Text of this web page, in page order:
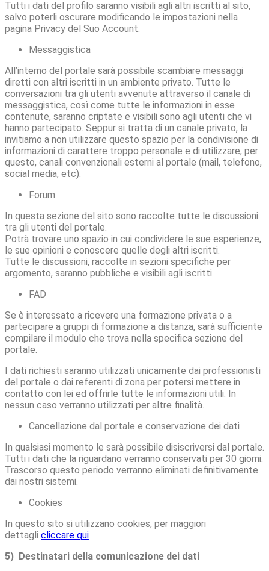
Tutti i dati del profilo saranno visibili agli altri iscritti al sito,
salvo poterli oscurare modificando le impostazioni nella
pagina Privacy del Suo Account.
Messaggistica
All’interno del portale sarà possibile scambiare messaggi
diretti con altri iscritti in un ambiente privato. Tutte le
conversazioni tra gli utenti avvenute attraverso il canale di
messaggistica, così come tutte le informazioni in esse
contenute, saranno criptate e visibili sono agli utenti che vi
hanno partecipato. Seppur si tratta di un canale privato, la
invitiamo a non utilizzare questo spazio per la condivisione di
informazioni di carattere troppo personale e di utilizzare, per
questo, canali convenzionali esterni al portale (mail, telefono,
social media, etc).
Forum
In questa sezione del sito sono raccolte tutte le discussioni
tra gli utenti del portale.
Potrà trovare uno spazio in cui condividere le sue esperienze,
le sue opinioni e conoscere quelle degli altri iscritti.
Tutte le discussioni, raccolte in sezioni specifiche per
argomento, saranno pubbliche e visibili agli iscritti.
FAD
Se è interessato a ricevere una formazione privata o a
partecipare a gruppi di formazione a distanza, sarà sufficiente
compilare il modulo che trova nella specifica sezione del
portale.
I dati richiesti saranno utilizzati unicamente dai professionisti
del portale o dai referenti di zona per potersi mettere in
contatto con lei ed offrirle tutte le informazioni utili. In
nessun caso verranno utilizzati per altre finalità.
Cancellazione dal portale e conservazione dei dati
In qualsiasi momento le sarà possibile disiscriversi dal portale.
Tutti i dati che la riguardano verranno conservati per 30 giorni.
Trascorso questo periodo verranno eliminati definitivamente
dai nostri sistemi.
Cookies
In questo sito si utilizzano cookies, per maggiori
dettagli cliccare qui
5) Destinatari della comunicazione dei dati